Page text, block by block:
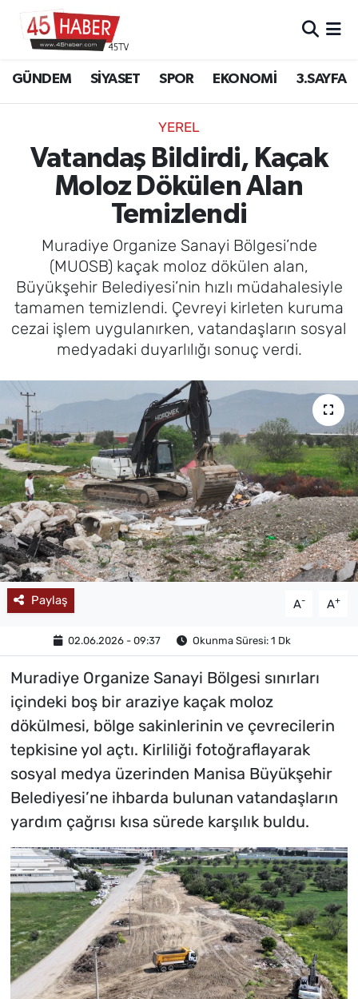
GÜNDEM SİYASET SPOR EKONOMİ 3.SAYFA
YEREL
Vatandaş Bildirdi, Kaçak
Moloz Dökülen Alan
Temizlendi
Muradiye Organize Sanayi Bölgesi’nde
(MUOSB) kaçak moloz dökülen alan,
Büyükşehir Belediyesi’nin hızlı müdahalesiyle
tamamen temizlendi. Çevreyi kirleten kuruma
cezai işlem uygulanırken, vatandaşların sosyal
medyadaki duyarlılığı sonuç verdi.
Paylaş A- A+
02.06.2026 - 09:37 Okunma Süresi: 1 Dk
Muradiye Organize Sanayi Bölgesi sınırları
içindeki boş bir araziye kaçak moloz
dökülmesi, bölge sakinlerinin ve çevrecilerin
tepkisine yol açtı. Kirliliği fotoğraflayarak
sosyal medya üzerinden Manisa Büyükşehir
Belediyesi’ne ihbarda bulunan vatandaşların
yardım çağrısı kısa sürede karşılık buldu.
SİYASET
EKONOMİ
EĞİTİM
SAĞLIK
YAŞAM
Manisa Hava Durumu
Manisa Namaz Vakitleri
Manisa Trafik Yoğunluk Haritası
Süper Lig Puan Durumu ve Fikstür
Tüm Manşetler
Son Dakika Haberleri
Haber Arşivi